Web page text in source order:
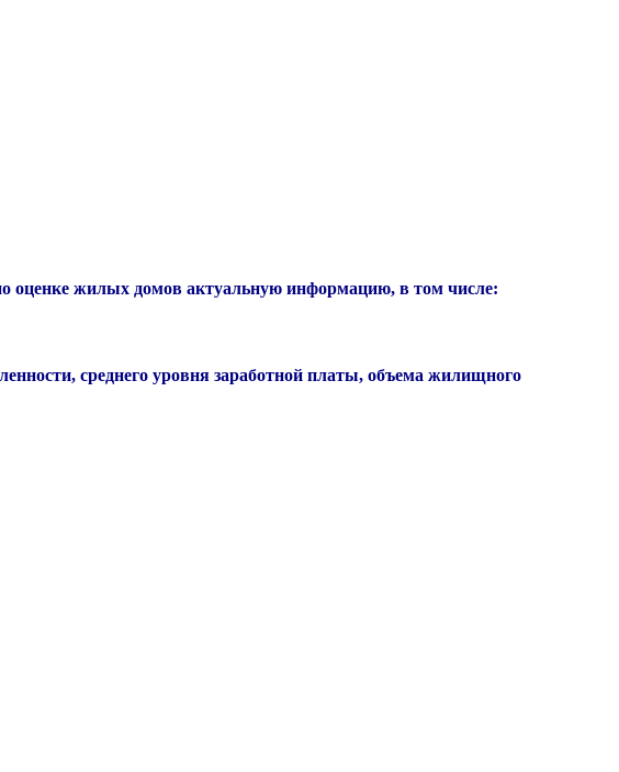
оценке жилых домов актуальную информацию, в том числе:
среднего уровня заработной платы, объема жилищного